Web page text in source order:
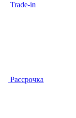
Trade-in
Рассрочка